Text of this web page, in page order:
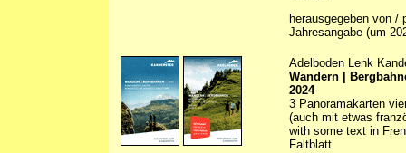
herausgegeben von
Jahresangabe (um
Adelboden Lenk
Wandern |
2024
3 Panoramakarten
(auch mit etwas
with some text in
Faltblatt